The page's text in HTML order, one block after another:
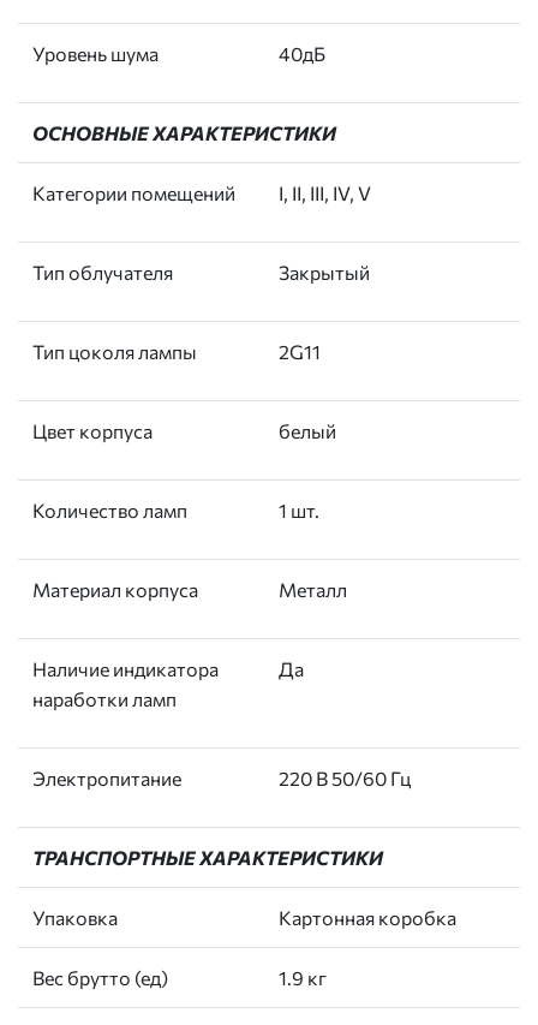
Уровень шума 40дБ
ОСНОВНЫЕ ХАРАКТЕРИСТИКИ
Категории помещений I, II, III, IV, V
Тип облучателя Закрытый
Тип цоколя лампы 2G11
Цвет корпуса белый
Количество ламп 1 шт.
Материал корпуса Металл
Наличие индикатора
наработки ламп
Да
Электропитание 220 В 50/60 Гц
ТРАНСПОРТНЫЕ ХАРАКТЕРИСТИКИ
Упаковка Картонная коробка
Вес брутто (ед) 1.9 кг